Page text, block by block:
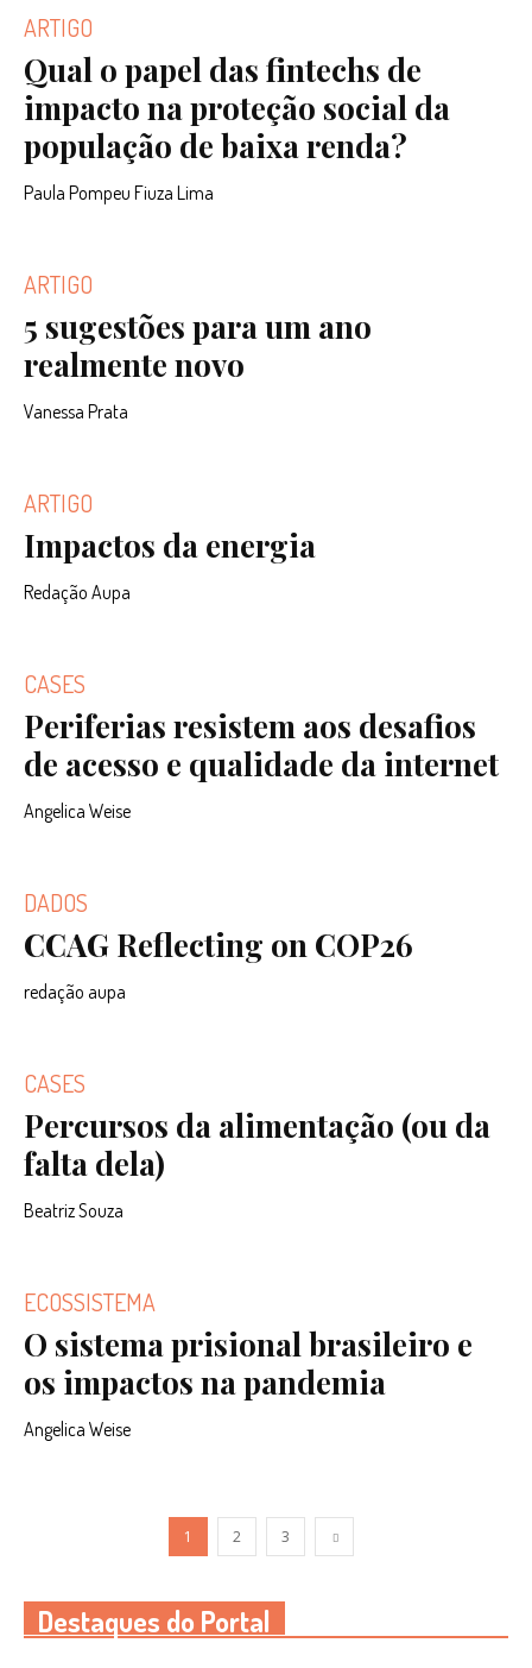
ARTIGO
Qual o papel das fintechs de
impacto na proteção social da
população de baixa renda?
Paula Pompeu Fiuza Lima
ARTIGO
5 sugestões para um ano
realmente novo
Vanessa Prata
ARTIGO
Impactos da energia
Redação Aupa
CASES
Periferias resistem aos desafios
de acesso e qualidade da internet
Angelica Weise
DADOS
CCAG Reflecting on COP26
redação aupa
CASES
Percursos da alimentação (ou da
falta dela)
Beatriz Souza
ECOSSISTEMA
O sistema prisional brasileiro e
os impactos na pandemia
Angelica Weise
1 2 3
Destaques do Portal